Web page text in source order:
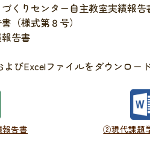
くりセンター自主教室実績報告
（様式第８号）
告書
びExcelファイルをダウンロー
告書 ②現代課題